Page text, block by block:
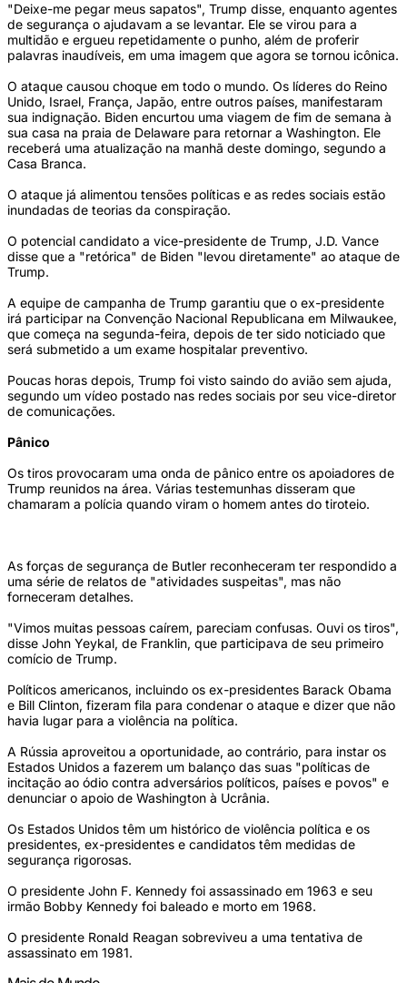
"Deixe-me pegar meus sapatos", Trump disse, enquanto agentes
de segurança o ajudavam a se levantar. Ele se virou para a
multidão e ergueu repetidamente o punho, além de proferir
palavras inaudíveis, em uma imagem que agora se tornou icônica.
O ataque causou choque em todo o mundo. Os líderes do Reino
Unido, Israel, França, Japão, entre outros países, manifestaram
sua indignação. Biden encurtou uma viagem de fim de semana à
sua casa na praia de Delaware para retornar a Washington. Ele
receberá uma atualização na manhã deste domingo, segundo a
Casa Branca.
O ataque já alimentou tensões políticas e as redes sociais estão
inundadas de teorias da conspiração.
O potencial candidato a vice-presidente de Trump, J.D. Vance
disse que a "retórica" de Biden "levou diretamente" ao ataque de
Trump.
A equipe de campanha de Trump garantiu que o ex-presidente
irá participar na Convenção Nacional Republicana em Milwaukee,
que começa na segunda-feira, depois de ter sido noticiado que
será submetido a um exame hospitalar preventivo.
Poucas horas depois, Trump foi visto saindo do avião sem ajuda,
segundo um vídeo postado nas redes sociais por seu vice-diretor
de comunicações.
Pânico
Os tiros provocaram uma onda de pânico entre os apoiadores de
Trump reunidos na área. Várias testemunhas disseram que
chamaram a polícia quando viram o homem antes do tiroteio.
As forças de segurança de Butler reconheceram ter respondido a
uma série de relatos de "atividades suspeitas", mas não
forneceram detalhes.
"Vimos muitas pessoas caírem, pareciam confusas. Ouvi os tiros",
disse John Yeykal, de Franklin, que participava de seu primeiro
comício de Trump.
Políticos americanos, incluindo os ex-presidentes Barack Obama
e Bill Clinton, fizeram fila para condenar o ataque e dizer que não
havia lugar para a violência na política.
A Rússia aproveitou a oportunidade, ao contrário, para instar os
Estados Unidos a fazerem um balanço das suas "políticas de
incitação ao ódio contra adversários políticos, países e povos" e
denunciar o apoio de Washington à Ucrânia.
Os Estados Unidos têm um histórico de violência política e os
presidentes, ex-presidentes e candidatos têm medidas de
segurança rigorosas.
O presidente John F. Kennedy foi assassinado em 1963 e seu
irmão Bobby Kennedy foi baleado e morto em 1968.
O presidente Ronald Reagan sobreviveu a uma tentativa de
assassinato em 1981.